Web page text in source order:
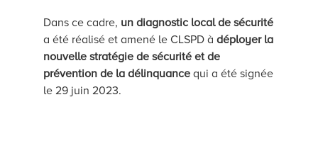
Dans ce cadre, un diagnostic local de sécurité
a été réalisé et amené le CLSPD à déployer la
nouvelle stratégie de sécurité et de
prévention de la délinquancequi a été signée
le 29 juin 2023.